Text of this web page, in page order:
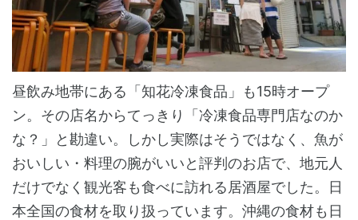
昼飲み地帯にある「知花冷凍食品」も15時オープ
ン。その店名からてっきり「冷凍食品専門店なのか
な？」と勘違い。しかし実際はそうではなく、魚が
おいしい・料理の腕がいいと評判のお店で、地元人
だけでなく観光客も食べに訪れる居酒屋でした。日
本全国の食材を取り扱っています。沖縄の食材も日